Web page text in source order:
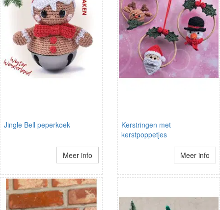
Jingle Bell peperkoek
Meer info
Kerstringen met
kerstpoppetjes
Meer info